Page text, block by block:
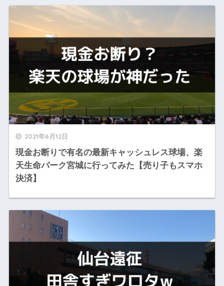
2021年6月12日
現金お断りで有名の最新キャッシュレス球場、楽
天生命パーク宮城に行ってみた【売り子もスマホ
決済】